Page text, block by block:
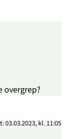
overgrep?
03.03.2023, kl. 11:05